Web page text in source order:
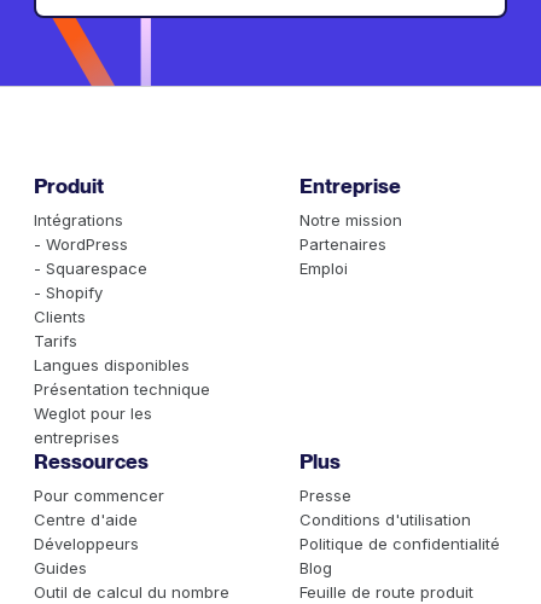
Produit
Intégrations
- WordPress
- Squarespace
- Shopify
Clients
Tarifs
Langues disponibles
Présentation technique
Weglot pour les
entreprises
Entreprise
Notre mission
Partenaires
Emploi
Ressources
Pour commencer
Centre d'aide
Développeurs
Guides
Outil de calcul du nombre
Plus
Presse
Conditions d'utilisation
Politique de confidentialité
Blog
Feuille de route produit